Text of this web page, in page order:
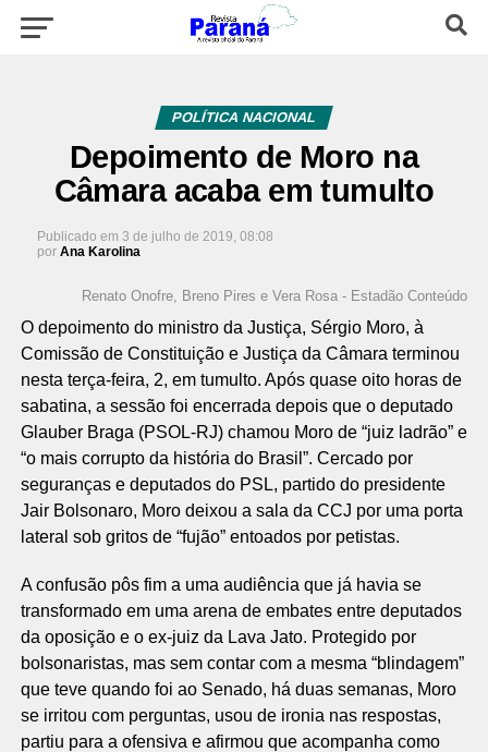
POLÍTICA NACIONAL
Depoimento de Moro na
Câmara acaba em tumulto
Publicado em 3 de julho de 2019, 08:08
por Ana Karolina
Renato Onofre, Breno Pires e Vera Rosa - Estadão Conteúdo
O depoimento do ministro da Justiça, Sérgio Moro, à
Comissão de Constituição e Justiça da Câmara terminou
nesta terça-feira, 2, em tumulto. Após quase oito horas de
sabatina, a sessão foi encerrada depois que o deputado
Glauber Braga (PSOL-RJ) chamou Moro de “juiz ladrão” e
“o mais corrupto da história do Brasil”. Cercado por
seguranças e deputados do PSL, partido do presidente
Jair Bolsonaro, Moro deixou a sala da CCJ por uma porta
lateral sob gritos de “fujão” entoados por petistas.
A confusão pôs fim a uma audiência que já havia se
transformado em uma arena de embates entre deputados
da oposição e o ex-juiz da Lava Jato. Protegido por
bolsonaristas, mas sem contar com a mesma “blindagem”
que teve quando foi ao Senado, há duas semanas, Moro
se irritou com perguntas, usou de ironia nas respostas,
partiu para a ofensiva e afirmou que acompanha como